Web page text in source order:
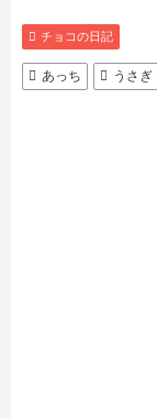
チョコの日記
あっち うさぎ